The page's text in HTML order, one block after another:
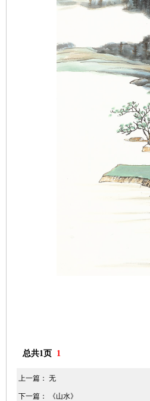
总共1页 1
上一篇： 无
下一篇：
《山水》